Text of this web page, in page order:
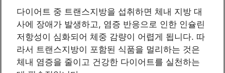
다이어트 중 트랜스지방을 섭취하면 체내 지방 대
사에 장애가 발생하고, 염증 반응으로 인한 인슐린
저항성이 심화되어 체중 감량이 어렵게 됩니다. 따
라서 트랜스지방이 포함된 식품을 멀리하는 것은
체내 염증을 줄이고 건강한 다이어트를 실천하는